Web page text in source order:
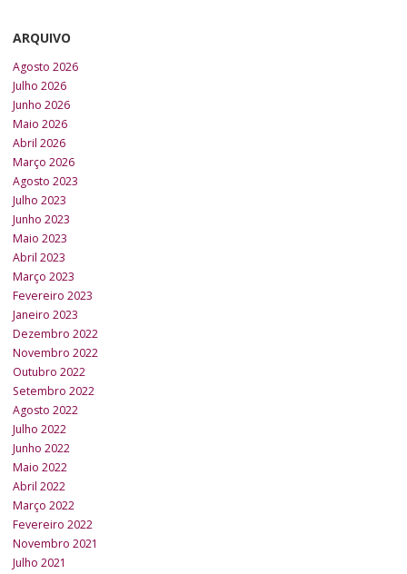
ARQUIVO
Agosto 2026
Julho 2026
Junho 2026
Maio 2026
Abril 2026
Março 2026
Agosto 2023
Julho 2023
Junho 2023
Maio 2023
Abril 2023
Março 2023
Fevereiro 2023
Janeiro 2023
Dezembro 2022
Novembro 2022
Outubro 2022
Setembro 2022
Agosto 2022
Julho 2022
Junho 2022
Maio 2022
Abril 2022
Março 2022
Fevereiro 2022
Novembro 2021
Julho 2021